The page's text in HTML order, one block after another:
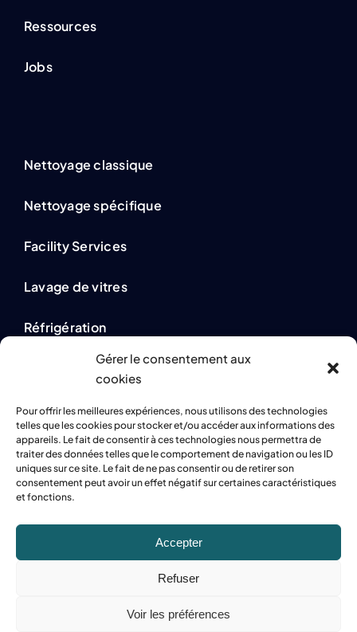
Gérer le consentement aux
cookies
Pour offrir les meilleures expériences, nous utilisons des technologies
telles que les cookies pour stocker et/ou accéder aux informations des
appareils. Le fait de consentir à ces technologies nous permettra de
traiter des données telles que le comportement de navigation ou les ID
uniques sur ce site. Le fait de ne pas consentir ou de retirer son
consentement peut avoir un effet négatif sur certaines caractéristiques
et fonctions.
Accepter
Refuser
Voir les préférences
Ressources
Jobs
Nettoyage classique
Nettoyage spécifique
Facility Services
Lavage de vitres
Réfrigération
Confidentialité
TVA : BE0437.358.152
© 2023 Alpha Clean. Tous droits réservés. Site web crée par